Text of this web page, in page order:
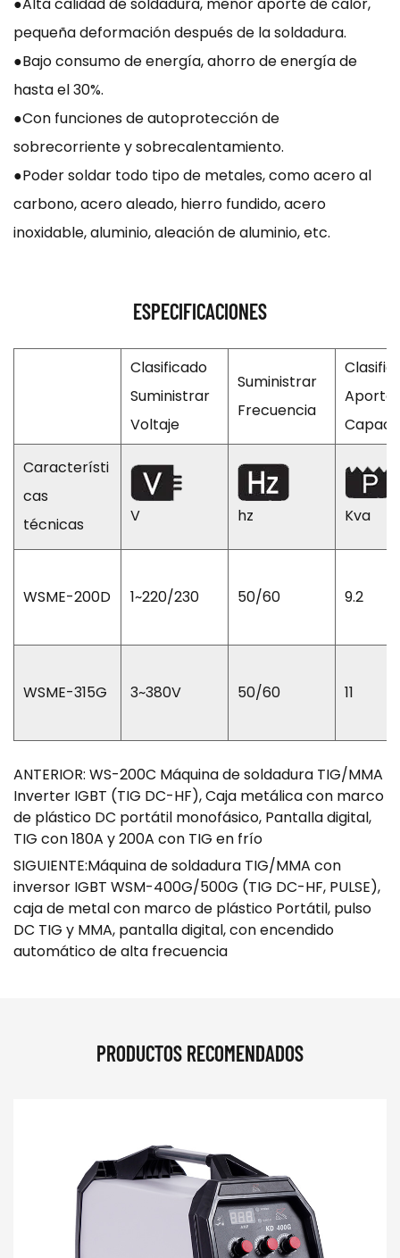
●Alta calidad de soldadura, menor aporte de calor,
pequeña deformación después de la soldadura.
●Bajo consumo de energía, ahorro de energía de
hasta el 30%.
●Con funciones de autoprotección de
sobrecorriente y sobrecalentamiento.
●Poder soldar todo tipo de metales, como acero al
carbono, acero aleado, hierro fundido, acero
inoxidable, aluminio, aleación de aluminio, etc.
ESPECIFICACIONES
Clasificado
Suministrar
Voltaje
Suministrar
Frecuencia
Aporte
Característi
cas
técnicas
V hz Kva
WSME-200D 1~220/230 50/60 9.2
WSME-315G 3~380V 50/60 11
ANTERIOR: WS-200C Máquina de soldadura TIG/MMA
Inverter IGBT (TIG DC-HF), Caja metálica con marco
de plástico DC portátil monofásico, Pantalla digital,
TIG con 180A y 200A con TIG en frío
SIGUIENTE:Máquina de soldadura TIG/MMA con
inversor IGBT WSM-400G/500G (TIG DC-HF, PULSE),
caja de metal con marco de plástico Portátil, pulso
DC TIG y MMA, pantalla digital, con encendido
automático de alta frecuencia
PRODUCTOS RECOMENDADOS